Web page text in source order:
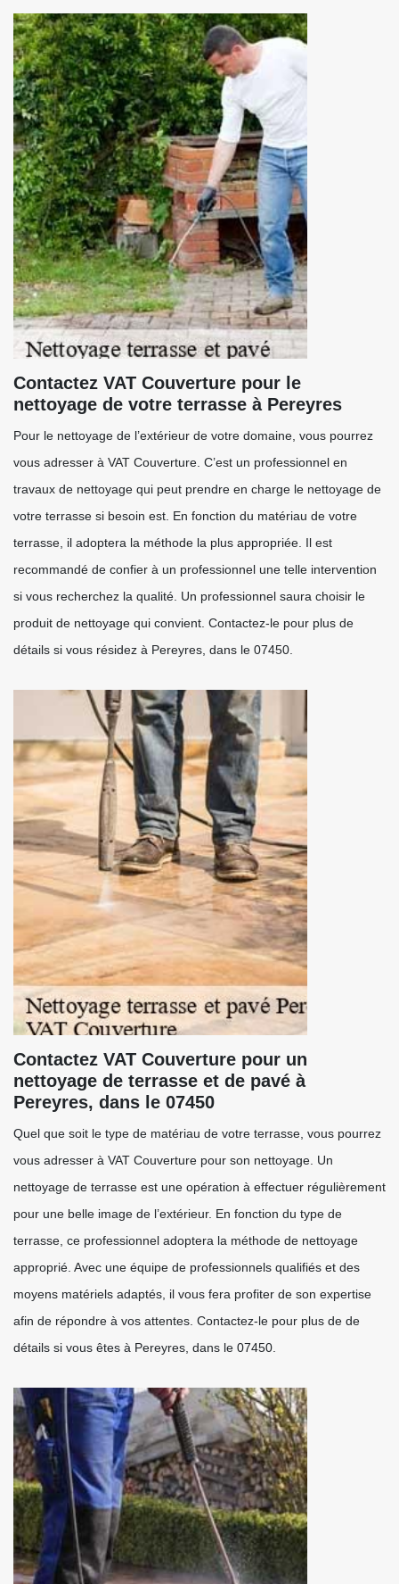
Contactez VAT Couverture pour le
nettoyage de votre terrasse à Pereyres
Pour le nettoyage de l’extérieur de votre domaine, vous pourrez
vous adresser à VAT Couverture. C’est un professionnel en
travaux de nettoyage qui peut prendre en charge le nettoyage de
votre terrasse si besoin est. En fonction du matériau de votre
terrasse, il adoptera la méthode la plus appropriée. Il est
recommandé de confier à un professionnel une telle intervention
si vous recherchez la qualité. Un professionnel saura choisir le
produit de nettoyage qui convient. Contactez-le pour plus de
détails si vous résidez à Pereyres, dans le 07450.
Contactez VAT Couverture pour un
nettoyage de terrasse et de pavé à
Pereyres, dans le 07450
Quel que soit le type de matériau de votre terrasse, vous pourrez
vous adresser à VAT Couverture pour son nettoyage. Un
nettoyage de terrasse est une opération à effectuer régulièrement
pour une belle image de l’extérieur. En fonction du type de
terrasse, ce professionnel adoptera la méthode de nettoyage
approprié. Avec une équipe de professionnels qualifiés et des
moyens matériels adaptés, il vous fera profiter de son expertise
afin de répondre à vos attentes. Contactez-le pour plus de de
détails si vous êtes à Pereyres, dans le 07450.